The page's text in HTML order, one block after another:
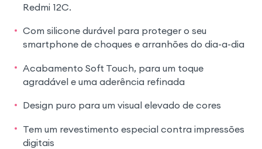
Redmi 12C.
Com silicone durável para proteger o seu
smartphone de choques e arranhões do dia-a-dia
Acabamento Soft Touch, para um toque
agradável e uma aderência refinada
Design puro para um visual elevado de cores
Tem um revestimento especial contra impressões
digitais